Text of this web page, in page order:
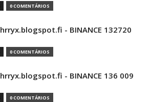
0 COMENTÁRIOS
- BINANCE 132720
0 COMENTÁRIOS
- BINANCE 136 009
0 COMENTÁRIOS